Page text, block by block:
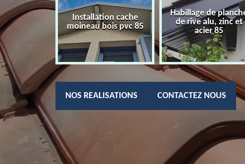
Installation cache
moineau bois pvc 85
Habillage de
de rive alu, zinc et
acier 85
NOS REALISATIONS CONTACTEZ NOUS